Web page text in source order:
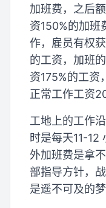
加班费，之后
资150%的加班
作，雇员有权
的工资，加班
资175%的工资
正常工作工资
工地上的工作
时是每天11-12
外加班费是拿
部指导方针，
是遥不可及的梦